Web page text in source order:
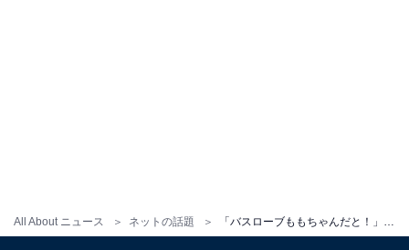
All About ニュース ネットの話題 「バスローブももちゃんだと！」TWICE・モモ、バスローブ姿を披露！ 「危ないから気をつけてね」の声も